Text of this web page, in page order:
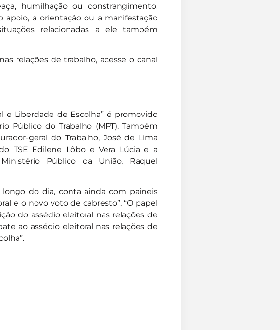
humilhação ou constrangimento,
a orientação ou a manifestação
relacionadas a ele também
relações de trabalho, acesse o canal
e Liberdade de Escolha” é promovido
Público do Trabalho (MPT). Também
geral do Trabalho, José de Lima
TSE Edilene Lôbo e Vera Lúcia e a
Público da União, Raquel
do dia, conta ainda com paineis
e o novo voto de cabresto”, “O papel
do assédio eleitoral nas relações de
ao assédio eleitoral nas relações de